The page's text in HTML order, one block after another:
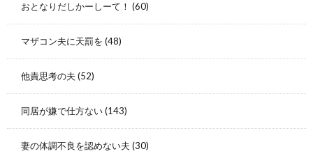
おとなりだしかーしーて！ (60)
マザコン夫に天罰を (48)
他責思考の夫 (52)
同居が嫌で仕方ない(143)
妻の体調不良を認めない夫 (30)